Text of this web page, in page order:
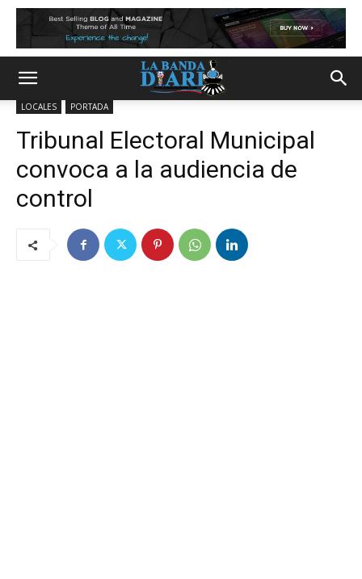
LOCALES PORTADA
Tribunal Electoral Municipal
convoca a la audiencia de
control